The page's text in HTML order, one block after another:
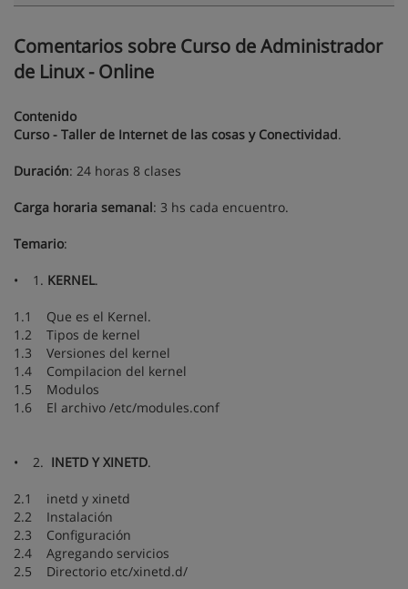
Comentarios sobre Curso de Administrador
de Linux - Online
Contenido
Curso - Taller de Internet de las cosas y Conectividad.
Duración: 24 horas 8 clases
Carga horaria semanal: 3 hs cada encuentro.
Temario:
• 1. KERNEL.
1.1 Que es el Kernel.
1.2 Tipos de kernel
1.3 Versiones del kernel
1.4 Compilacion del kernel
1.5 Modulos
1.6 El archivo /etc/modules.conf
• 2. INETD Y XINETD.
2.1 inetd y xinetd
2.2 Instalación
2.3 Configuración
2.4 Agregando servicios
2.5 Directorio etc/xinetd.d/